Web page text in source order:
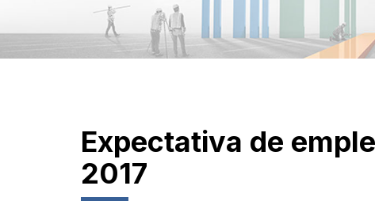
Expectativa de
2017